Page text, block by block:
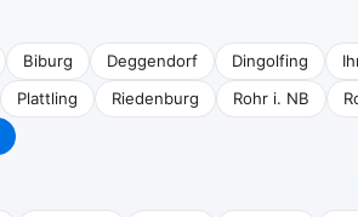
Biburg Deggendorf Dingolfing
Plattling Riedenburg Rohr i. NB